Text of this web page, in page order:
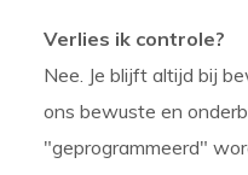
Verlies ik controle?
Nee. Je blijft altijd bij
ons bewuste en
"geprogrammeerd"